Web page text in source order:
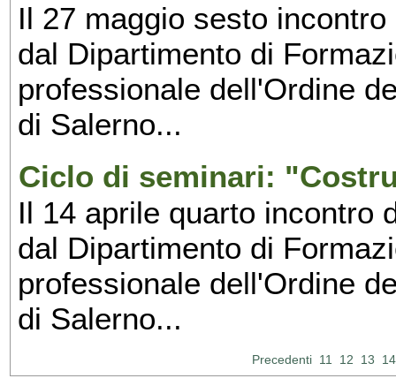
Il 27 maggio sesto
dal Dipartimento di
professionale dell'Ordine
di Salerno...
Ciclo di seminari:
Il 14 aprile quarto incontro
dal Dipartimento di
professionale dell'Ordine
di Salerno...
Precedenti 11 12 13 14